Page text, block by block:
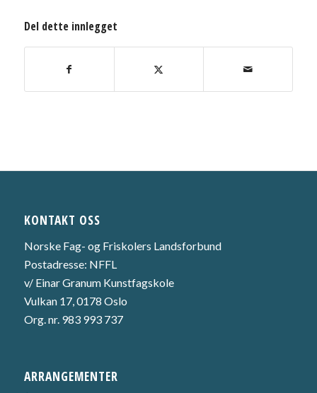
Del dette innlegget
KONTAKT OSS
Norske Fag- og Friskolers Landsforbund
Postadresse: NFFL
v/ Einar Granum Kunstfagskole
Vulkan 17, 0178 Oslo
Org. nr. 983 993 737
ARRANGEMENTER